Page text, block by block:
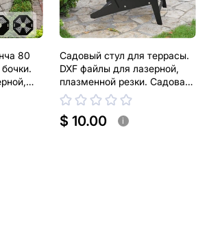
80
Садовый стул для террасы.
DXF файлы для лазерной,
плазменной резки. Садовая
мебель и декор
$ 10.00 i